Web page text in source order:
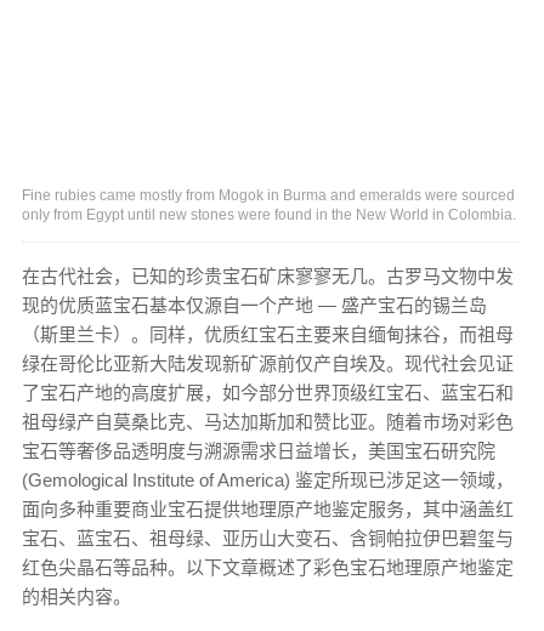
Fine rubies came mostly from Mogok in Burma and emeralds were sourced
only from Egypt until new stones were found in the New World in Colombia.
在古代社会，已知的珍贵宝石矿床寥寥无几。古罗马文物中发
现的优质蓝宝石基本仅源自一个产地 — 盛产宝石的锡兰岛
（斯里兰卡）。同样，优质红宝石主要来自缅甸抹谷，而祖母
绿在哥伦比亚新大陆发现新矿源前仅产自埃及。现代社会见证
了宝石产地的高度扩展，如今部分世界顶级红宝石、蓝宝石和
祖母绿产自莫桑比克、马达加斯加和赞比亚。随着市场对彩色
宝石等奢侈品透明度与溯源需求日益增长，美国宝石研究院
(Gemological Institute of America) 鉴定所现已涉足这一领域，
面向多种重要商业宝石提供地理原产地鉴定服务，其中涵盖红
宝石、蓝宝石、祖母绿、亚历山大变石、含铜帕拉伊巴碧玺与
红色尖晶石等品种。以下文章概述了彩色宝石地理原产地鉴定
的相关内容。